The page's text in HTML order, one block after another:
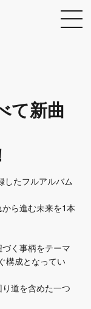
て新曲
したフルアルバム
ら進む未来を1本
く事柄をテーマ
構成となってい
道を含めた一つ